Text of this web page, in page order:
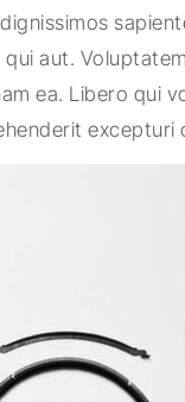
aut.
ea. Libero qui
excepturi